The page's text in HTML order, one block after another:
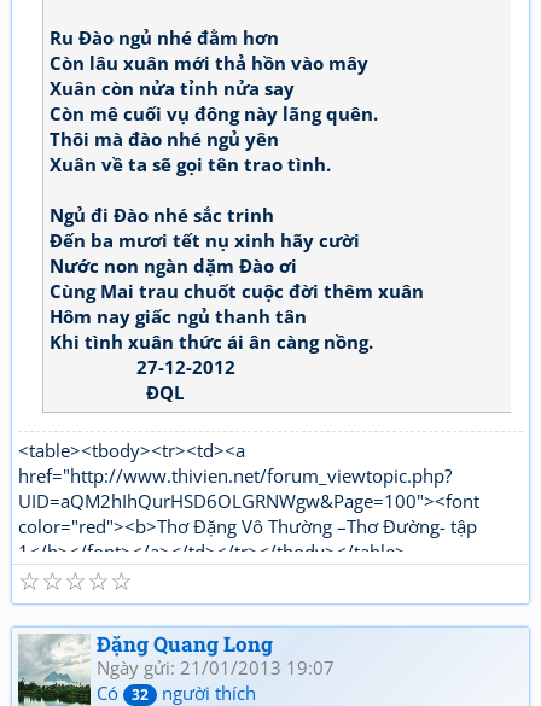
Ru Đào ngủ nhé đằm hơn
Còn lâu xuân mới thả hồn vào mây
Xuân còn nửa tỉnh nửa say
Còn mê cuối vụ đông này lãng quên.
Thôi mà đào nhé ngủ yên
Xuân về ta sẽ gọi tên trao tình.
Ngủ đi Đào nhé sắc trinh
Đến ba mươi tết nụ xinh hãy cười
Nước non ngàn dặm Đào ơi
Cùng Mai trau chuốt cuộc đời thêm xuân
Hôm nay giấc ngủ thanh tân
Khi tình xuân thức ái ân càng nồng.
27-12-2012
ĐQL
<table><tbody><tr><td><a
href="http://www.thivien.net/forum_viewtopic.php?
UID=aQM2hIhQurHSD6OLGRNWgw&Page=100"><font
color="red"><b>Thơ Đặng Vô Thường –Thơ Đường- tập
1</b></font></a></td></tr></tbody></table>
<table><tbody><tr><td><a
href="http://www.thivien.net/forum_viewtopic.php?
UID=1nPi_YLwNjj6jqJJ5OtTPg"><font color="red"><b>Thơ
Đặng Vô Thường Thơ mới - tập 1</b></font></a></td></tr>
</tbody></table>
☆
☆
☆
☆
☆
Đặng Quang Long
Ngày gửi: 21/01/2013 19:07
Có
32 người thích